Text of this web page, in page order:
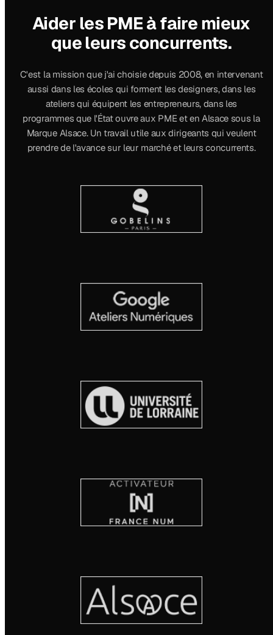
Aider les PME à faire mieux
que leurs concurrents.
C'est la mission que j'ai choisie depuis 2008, en intervenant
aussi dans les écoles qui forment les designers, dans les
ateliers qui équipent les entrepreneurs, dans les
programmes que l'État ouvre aux PME et en Alsace sous la
Marque Alsace. Un travail utile aux dirigeants qui veulent
prendre de l'avance sur leur marché et leurs concurrents.